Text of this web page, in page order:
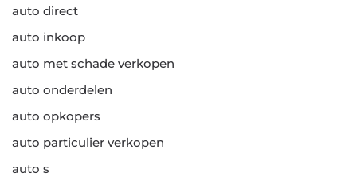
auto direct
auto inkoop
auto met schade verkopen
auto onderdelen
auto opkopers
auto particulier verkopen
auto s